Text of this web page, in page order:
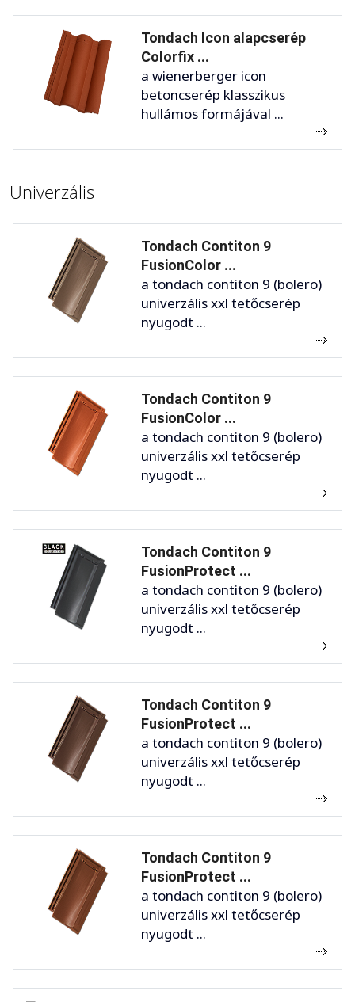
Tondach Icon alapcserép
Colorfix ...
a wienerberger icon
betoncserép klasszikus
hullámos formájával ...
Univerzális
Tondach Contiton 9
FusionColor ...
a tondach contiton 9 (bolero)
univerzális xxl tetőcserép
nyugodt ...
Tondach Contiton 9
FusionColor ...
a tondach contiton 9 (bolero)
univerzális xxl tetőcserép
nyugodt ...
Tondach Contiton 9
FusionProtect ...
a tondach contiton 9 (bolero)
univerzális xxl tetőcserép
nyugodt ...
Tondach Contiton 9
FusionProtect ...
a tondach contiton 9 (bolero)
univerzális xxl tetőcserép
nyugodt ...
Tondach Contiton 9
FusionProtect ...
a tondach contiton 9 (bolero)
univerzális xxl tetőcserép
nyugodt ...